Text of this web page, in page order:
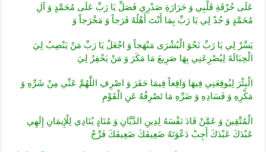
عَلَى حُرْقَةِ قَلْبِي وَ حَرَارَةِ صَدْرِي فَصَلِّ يَا رَبِّ عَلَى مُحَمَّدٍ وَ آلِ
مُحَمَّدٍ وَ جُدْ لِي يَا رَبِّ بِمَا أَنْتَ أَهْلُهُ فَرَجاً وَ مَخْرَجاً وَ
يَسِّرْ لِي يَا رَبِّ نَحْوَ الْبُشْرَى مَنْهَجاً وَ اجْعَلْ يَا رَبِّ مَنْ يَنْصِبُ لِيَ
الْحِبَالَةَ لِيُصْرِعَنِي بِهَا صَرِيعَ مَا مَكَرَ وَ مَنْ يَحْفِرُ لِيَ
الْبِئْرَ لِيُوقِعَنِي فِيهَا وَاقِعاً فِيمَا حَفَرَ وَ اصْرِفِ اللَّهُمَّ عَنِّي مِنْ شَرِّهِ وَ
مَكْرِهِ وَ فَسَادِهِ وَ ضَرِّهِ مَا تَصْرِفُهُ عَنِ الْقَوْمِ
الْمُتَّقِينَ وَ عَمَّنْ قَادَ نَفْسَهُ لِدِينِ الدَّيَّانِ وَ مُنَادٍ يُنَادِي لِلْإِيمَانِ إِلَهِي
عَبْدَكَ عَبْدَكَ أَجِبْ دَعْوَتَهُ ضَعِيفَكَ ضَعِيفَكَ فَرِّجْ